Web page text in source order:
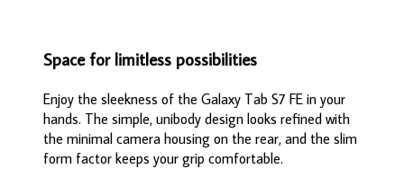
Space for limitless possibilities
Enjoy the sleekness of the Galaxy Tab S7 FE in your
hands. The simple, unibody design looks refined with
the minimal camera housing on the rear, and the slim
form factor keeps your grip comfortable.